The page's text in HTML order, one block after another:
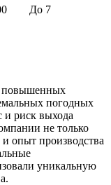
До 7
повышенных
погодных
риск выхода
не только
опыт производства
уникальную